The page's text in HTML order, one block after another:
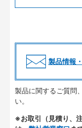
製品情報
製品に関するご質問
い。
※お取引（見積り、